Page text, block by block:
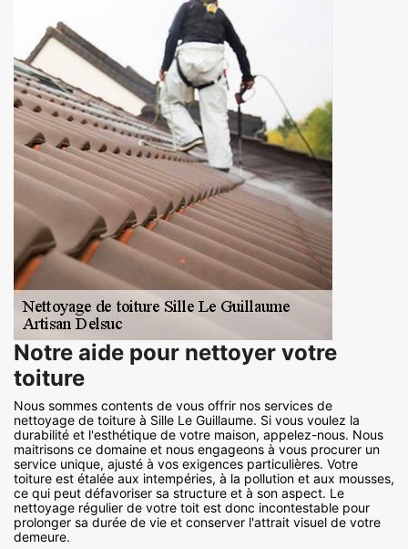
Notre aide pour nettoyer votre
toiture
Nous sommes contents de vous offrir nos services de
nettoyage de toiture à Sille Le Guillaume. Si vous voulez la
durabilité et l'esthétique de votre maison, appelez-nous. Nous
maitrisons ce domaine et nous engageons à vous procurer un
service unique, ajusté à vos exigences particulières. Votre
toiture est étalée aux intempéries, à la pollution et aux mousses,
ce qui peut défavoriser sa structure et à son aspect. Le
nettoyage régulier de votre toit est donc incontestable pour
prolonger sa durée de vie et conserver l'attrait visuel de votre
demeure.